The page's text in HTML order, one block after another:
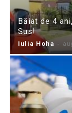
Băiat de 4
Sus!
Iulia Hoha -